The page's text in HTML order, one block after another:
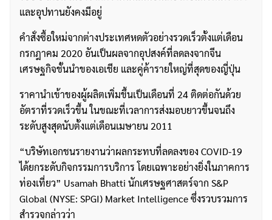
และอุปทานยังคงมีอยู่
คำสั่งซื้อใหม่จากต่างประเทศหดตัวอย่างรวดเร็วตั้งแต่เดือน
กรกฎาคม 2020 อันเป็นผลจากอุปสงค์ที่ลดลงจากจีน
เศรษฐกิจชั้นนำของเอเชีย และคู่ค้ารายใหญ่ที่สุดของญี่ปุ่น
ราคานำเข้าของผู้ผลิตเพิ่มขึ้นเป็นเดือนที่ 24 ติดต่อกันด้วย
อัตราที่รวดเร็วขึ้น ในขณะที่เวลาการส่งมอบยาวขึ้นจนถึง
ระดับสูงสุดนับตั้งแต่เดือนเมษายน 2011
“บริษัทเอกชนรายงานว่าผลกระทบที่ลดลงของ COVID-19
ได้ยกระดับกิจกรรมการบริการ โดยเฉพาะอย่างยิ่งในภาคการ
ท่องเที่ยว” Usamah Bhatti นักเศรษฐศาสตร์จาก S&P
Global (NYSE: SPGI) Market Intelligence ซึ่งรวบรวมการ
สำรวจกล่าวว่า